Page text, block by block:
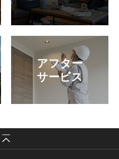
アフター
サービス